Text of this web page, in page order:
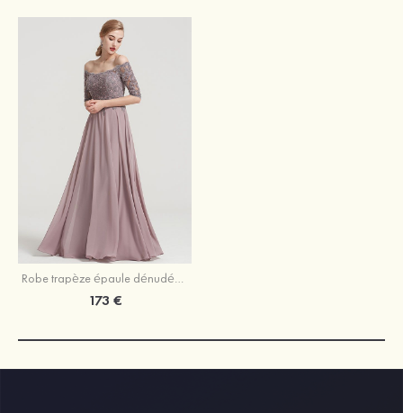
Robe trapèze épaule dénudée mousseline longueur ras du sol robe de mère de la mariée avec appliqué
173 €